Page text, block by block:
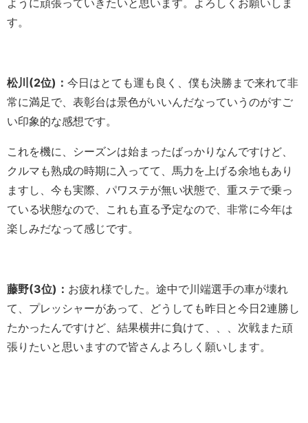
ように頑張っていきたいと思います。よろしくお願いしま
す。
松川(2位)： 今日はとても運も良く、僕も決勝まで来れて非
常に満足で、表彰台は景色がいいんだなっていうのがすご
い印象的な感想です。
これを機に、シーズンは始まったばっかりなんですけど、
クルマも熟成の時期に入ってて、馬力を上げる余地もあり
ますし、今も実際、パワステが無い状態で、重ステで乗っ
ている状態なので、これも直る予定なので、非常に今年は
楽しみだなって感じです。
藤野(3位)： お疲れ様でした。途中で川端選手の車が壊れ
て、プレッシャーがあって、どうしても昨日と今日2連勝し
たかったんですけど、結果横井に負けて、、、次戦また頑
張りたいと思いますので皆さんよろしく願いします。